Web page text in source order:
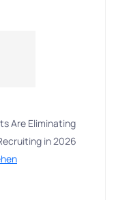
Are Eliminating
in 2026